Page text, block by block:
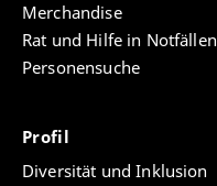
Merchandise
Rat und Hilfe in Notfällen
Personensuche
Profil
Diversität und Inklusion